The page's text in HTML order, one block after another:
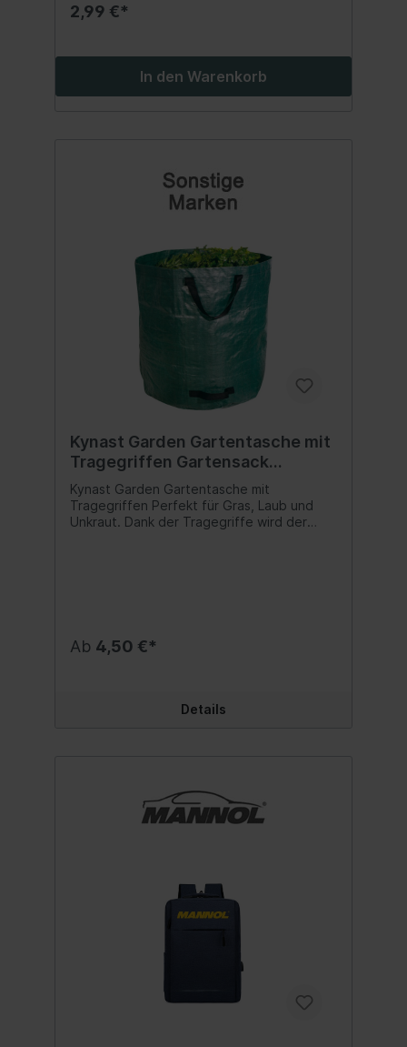
2,99 €*
In den Warenkorb
Kynast Garden Gartentasche mit
Tragegriffen Gartensack
Laubsack 272 Liter
Kynast Garden Gartentasche mit
Tragegriffen Perfekt für Gras, Laub und
Unkraut. Dank der Tragegriffe wird der
Ab 4,50 €*
Details